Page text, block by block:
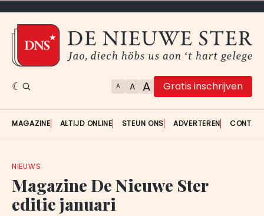
A A A Gratis inschrijven
MAGAZINE ALTIJD ONLINE STEUN ONS ADVERTEREN
NIEUWS
Magazine De Nieuwe Ster
editie januari